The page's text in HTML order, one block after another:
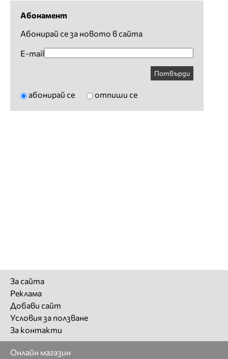
Абонамент
Абонирай се за новото в сайта
E-mail
Потвърди
абонирай се отпиши се
За сайта
Реклама
Добави сайт
Условия за ползване
За контакти
Онлайн магазин